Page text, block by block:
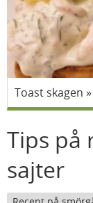
Toast skagen
Tips på
sajter